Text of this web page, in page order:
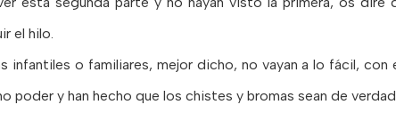
el hilo.
infantiles o familiares, mejor dicho, no vayan a lo fácil,
poder y han hecho que los chistes y bromas sean de